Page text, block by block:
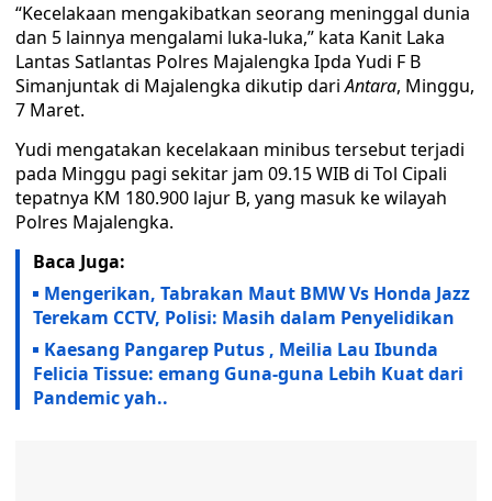
“Kecelakaan mengakibatkan seorang meninggal dunia
dan 5 lainnya mengalami luka-luka,” kata Kanit Laka
Lantas Satlantas Polres Majalengka Ipda Yudi F B
Simanjuntak di Majalengka dikutip dariAntara, Minggu,
7 Maret.
Yudi mengatakan kecelakaan minibus tersebut terjadi
pada Minggu pagi sekitar jam 09.15 WIB di Tol Cipali
tepatnya KM 180.900 lajur B, yang masuk ke wilayah
Polres Majalengka.
Baca Juga:
Mengerikan, Tabrakan Maut BMW Vs Honda Jazz
Terekam CCTV, Polisi: Masih dalam Penyelidikan
Kaesang Pangarep Putus , Meilia Lau Ibunda
Felicia Tissue: emang Guna-guna Lebih Kuat dari
Pandemic yah..